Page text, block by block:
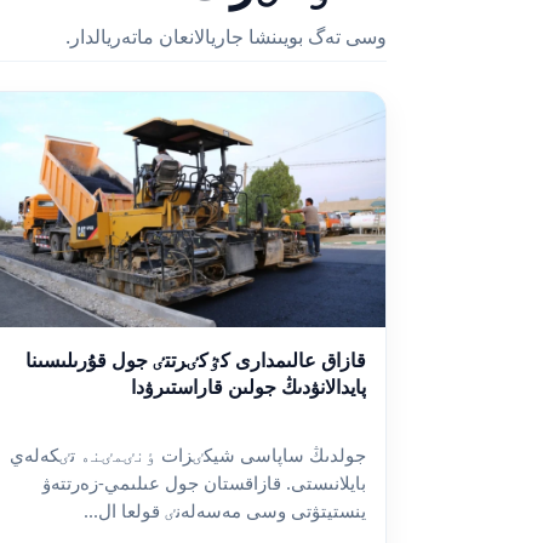
وسى تەگ بويىنشا جاريالانعان ماتەريالدار.
قازاق عالىمدارى كٷكٸرتتٸ جول قۇرىلىسىنا
پايدالانۋدىڭ جولىن قاراستىرۋدا
جولدىڭ ساپاسى شيكٸزات ٶنٸمٸنە تٸكەلەي
بايلانىستى. قازاقستان جول عىلىمي-زەرتتەۋ
ينستيتۋتى وسى مەسەلەنٸ قولعا ال...